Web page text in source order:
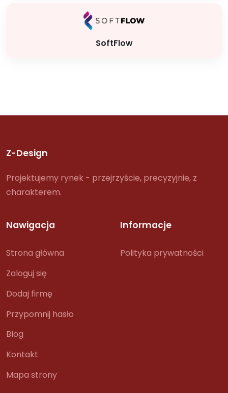
SoftFlow
Z-Design
Projektujemy rynek - przejrzyście, precyzyjnie, z
charakterem.
Nawigacja
Strona główna
Zaloguj się
Dodaj firmę
Przypomnij hasło
Blog
Kontakt
Mapa strony
Informacje
Polityka prywatności